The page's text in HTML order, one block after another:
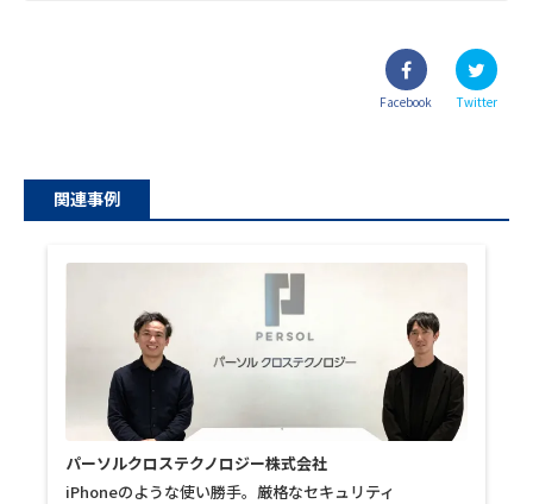
Facebook Twitter
関連事例
パーソルクロステクノロジー株式会社
iPhoneのような使い勝手。厳格なセキュリティ